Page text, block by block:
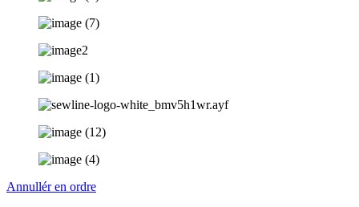
Annullér en ordre